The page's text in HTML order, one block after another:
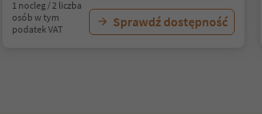
1 nocleg / 2 liczba
osób w tym
podatek VAT
Sprawdź dostępność